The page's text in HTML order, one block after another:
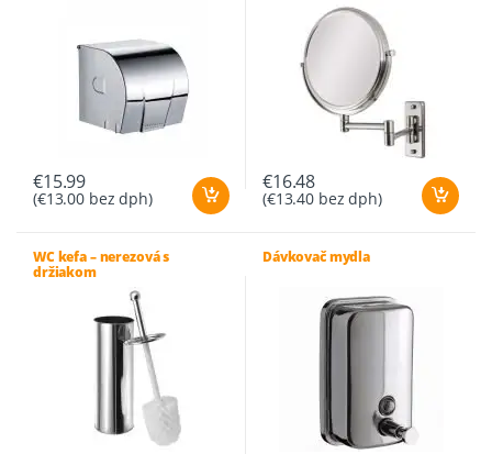
€15.99
(€13.00 bez dph)
€16.48
(€13.40 bez dph)
WC kefa – nerezová s
držiakom
Dávkovač mydla